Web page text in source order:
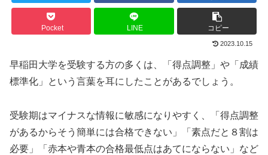
Pocket LINE コピー
2023.10.15
早稲田大学を受験する方の多くは、「得点調整」や「成績
標準化」という言葉を耳にしたことがあるでしょう。
受験期はマイナスな情報に敏感になりやすく、「得点調整
があるからそう簡単には合格できない」「素点だと８割は
必要」「赤本や青本の合格最低点はあてにならない」など